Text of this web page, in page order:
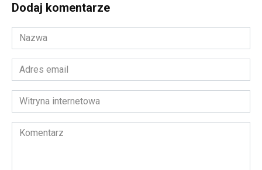
Dodaj komentarze
Nazwa
*
Adres
email
*Witryna
internetowa
Komentarz